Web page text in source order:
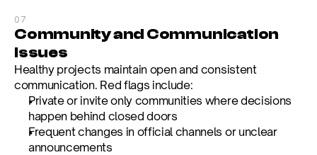
07
Community and Communication
Issues
Healthy projects maintain open and consistent
communication. Red flags include:
Private or invite only communities where decisions
happen behind closed doors
Frequent changes in official channels or unclear
announcements